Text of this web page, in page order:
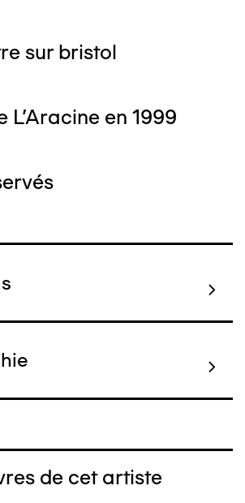
sur bristol
L'Aracine en 1999
de cet artiste